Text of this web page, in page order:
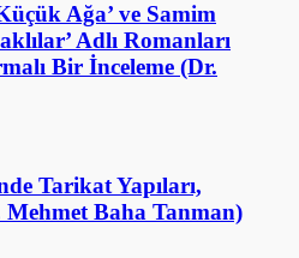
Ağa’ ve Samim
Adlı Romanları
Bir İnceleme (Dr.
Tarikat Yapıları,
Baha Tanman)